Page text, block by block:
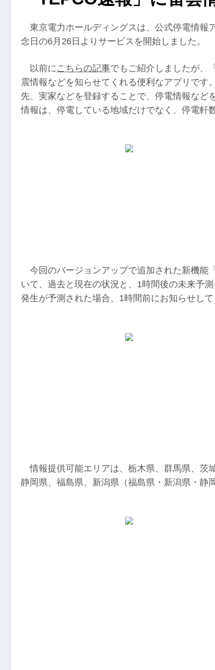
東京電力ホールディングスは、公式停電情報
念日の6月26日よりサービスを開始しました。
以前に こちらの記事でもご紹介しましたが、
震情報などを知らせてくれる便利なアプリです
先、実家などを登録することで、停電情報など
情報は、停電している地域だけでなく、停電軒
今回のバージョンアップで追加された新機能
いて、過去と現在の状況と、1時間後の未来予
発生が予測された場合、1時間前にお知らせして
情報提供可能エリアは、栃木県、群馬県、茨
静岡県、福島県、新潟県（福島県・新潟県・静